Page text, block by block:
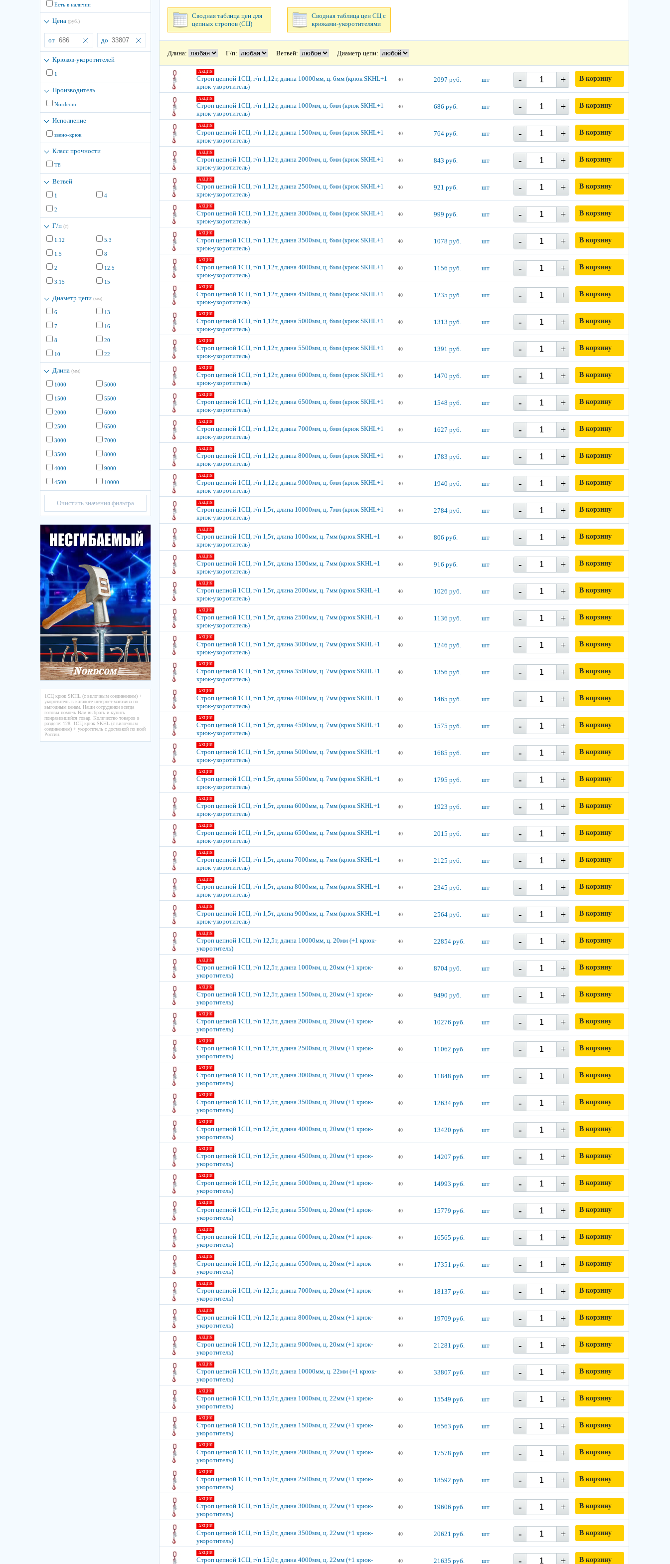
Есть в наличии
Цена (руб.)
от до
Крюков-укоротителей
1
Производитель
Nordcom
Исполнение
звено-крюк
Класс прочности
Т8
Ветвей
1
2
4
Г/п (т)
1.12
1.5
2
3.15
5.3
8
12.5
15
Диаметр цепи (мм)
6
7
8
10
13
16
20
22
Длина (мм)
1000
1500
2000
2500
3000
3500
4000
4500
5000
5500
6000
6500
7000
8000
9000
10000
Очистить значения фильтра
1СЦ крюк SKHL (с вилочным соединением) +
укоротитель в каталоге интернет-магазина по
выгодным ценам. Наши сотрудники всегда
готовы помочь Вам выбрать и купить
понравившийся товар. Количество товаров в
разделе: 128. 1СЦ крюк SKHL (с вилочным
соединением) + укоротитель с доставкой по всей
России.
Сводная таблица цен для
цепных стропов (СЦ)
Сводная таблица цен СЦ с
крюками-укоротителями
Длина: Г/п: Ветвей: Диаметр цепи:
АКЦИЯ
Строп цепной 1СЦ, г/п 1,12т, длина 10000мм, ц. 6мм (крюк SKHL+1
крюк-укоротитель)
40 2097 руб. шт - + В корзину
АКЦИЯ
Строп цепной 1СЦ, г/п 1,12т, длина 1000мм, ц. 6мм (крюк SKHL+1
крюк-укоротитель)
40 686 руб. шт - + В корзину
АКЦИЯ
Строп цепной 1СЦ, г/п 1,12т, длина 1500мм, ц. 6мм (крюк SKHL+1
крюк-укоротитель)
40 764 руб. шт - + В корзину
АКЦИЯ
Строп цепной 1СЦ, г/п 1,12т, длина 2000мм, ц. 6мм (крюк SKHL+1
крюк-укоротитель)
40 843 руб. шт - + В корзину
АКЦИЯ
Строп цепной 1СЦ, г/п 1,12т, длина 2500мм, ц. 6мм (крюк SKHL+1
крюк-укоротитель)
40 921 руб. шт - + В корзину
АКЦИЯ
Строп цепной 1СЦ, г/п 1,12т, длина 3000мм, ц. 6мм (крюк SKHL+1
крюк-укоротитель)
40 999 руб. шт - + В корзину
АКЦИЯ
Строп цепной 1СЦ, г/п 1,12т, длина 3500мм, ц. 6мм (крюк SKHL+1
крюк-укоротитель)
40 1078 руб. шт - + В корзину
АКЦИЯ
Строп цепной 1СЦ, г/п 1,12т, длина 4000мм, ц. 6мм (крюк SKHL+1
крюк-укоротитель)
40 1156 руб. шт - + В корзину
АКЦИЯ
Строп цепной 1СЦ, г/п 1,12т, длина 4500мм, ц. 6мм (крюк SKHL+1
крюк-укоротитель)
40 1235 руб. шт - + В корзину
АКЦИЯ
Строп цепной 1СЦ, г/п 1,12т, длина 5000мм, ц. 6мм (крюк SKHL+1
крюк-укоротитель)
40 1313 руб. шт - + В корзину
АКЦИЯ
Строп цепной 1СЦ, г/п 1,12т, длина 5500мм, ц. 6мм (крюк SKHL+1
крюк-укоротитель)
40 1391 руб. шт - + В корзину
АКЦИЯ
Строп цепной 1СЦ, г/п 1,12т, длина 6000мм, ц. 6мм (крюк SKHL+1
крюк-укоротитель)
40 1470 руб. шт - + В корзину
АКЦИЯ
Строп цепной 1СЦ, г/п 1,12т, длина 6500мм, ц. 6мм (крюк SKHL+1
крюк-укоротитель)
40 1548 руб. шт - + В корзину
АКЦИЯ
Строп цепной 1СЦ, г/п 1,12т, длина 7000мм, ц. 6мм (крюк SKHL+1
крюк-укоротитель)
40 1627 руб. шт - + В корзину
АКЦИЯ
Строп цепной 1СЦ, г/п 1,12т, длина 8000мм, ц. 6мм (крюк SKHL+1
крюк-укоротитель)
40 1783 руб. шт - + В корзину
АКЦИЯ
Строп цепной 1СЦ, г/п 1,12т, длина 9000мм, ц. 6мм (крюк SKHL+1
крюк-укоротитель)
40 1940 руб. шт - + В корзину
АКЦИЯ
Строп цепной 1СЦ, г/п 1,5т, длина 10000мм, ц. 7мм (крюк SKHL+1
крюк-укоротитель)
40 2784 руб. шт - + В корзину
АКЦИЯ
Строп цепной 1СЦ, г/п 1,5т, длина 1000мм, ц. 7мм (крюк SKHL+1
крюк-укоротитель)
40 806 руб. шт - + В корзину
АКЦИЯ
Строп цепной 1СЦ, г/п 1,5т, длина 1500мм, ц. 7мм (крюк SKHL+1
крюк-укоротитель)
40 916 руб. шт - + В корзину
АКЦИЯ
Строп цепной 1СЦ, г/п 1,5т, длина 2000мм, ц. 7мм (крюк SKHL+1
крюк-укоротитель)
40 1026 руб. шт - + В корзину
АКЦИЯ
Строп цепной 1СЦ, г/п 1,5т, длина 2500мм, ц. 7мм (крюк SKHL+1
крюк-укоротитель)
40 1136 руб. шт - + В корзину
АКЦИЯ
Строп цепной 1СЦ, г/п 1,5т, длина 3000мм, ц. 7мм (крюк SKHL+1
крюк-укоротитель)
40 1246 руб. шт - + В корзину
АКЦИЯ
Строп цепной 1СЦ, г/п 1,5т, длина 3500мм, ц. 7мм (крюк SKHL+1
крюк-укоротитель)
40 1356 руб. шт - + В корзину
АКЦИЯ
Строп цепной 1СЦ, г/п 1,5т, длина 4000мм, ц. 7мм (крюк SKHL+1
крюк-укоротитель)
40 1465 руб. шт - + В корзину
АКЦИЯ
Строп цепной 1СЦ, г/п 1,5т, длина 4500мм, ц. 7мм (крюк SKHL+1
крюк-укоротитель)
40 1575 руб. шт - + В корзину
АКЦИЯ
Строп цепной 1СЦ, г/п 1,5т, длина 5000мм, ц. 7мм (крюк SKHL+1
крюк-укоротитель)
40 1685 руб. шт - + В корзину
АКЦИЯ
Строп цепной 1СЦ, г/п 1,5т, длина 5500мм, ц. 7мм (крюк SKHL+1
крюк-укоротитель)
40 1795 руб. шт - + В корзину
АКЦИЯ
Строп цепной 1СЦ, г/п 1,5т, длина 6000мм, ц. 7мм (крюк SKHL+1
крюк-укоротитель)
40 1923 руб. шт - + В корзину
АКЦИЯ
Строп цепной 1СЦ, г/п 1,5т, длина 6500мм, ц. 7мм (крюк SKHL+1
крюк-укоротитель)
40 2015 руб. шт - + В корзину
АКЦИЯ
Строп цепной 1СЦ, г/п 1,5т, длина 7000мм, ц. 7мм (крюк SKHL+1
крюк-укоротитель)
40 2125 руб. шт - + В корзину
АКЦИЯ
Строп цепной 1СЦ, г/п 1,5т, длина 8000мм, ц. 7мм (крюк SKHL+1
крюк-укоротитель)
40 2345 руб. шт - + В корзину
АКЦИЯ
Строп цепной 1СЦ, г/п 1,5т, длина 9000мм, ц. 7мм (крюк SKHL+1
крюк-укоротитель)
40 2564 руб. шт - + В корзину
АКЦИЯ
Строп цепной 1СЦ, г/п 12,5т, длина 10000мм, ц. 20мм (+1 крюк-
укоротитель)
40 22854 руб. шт - + В корзину
АКЦИЯ
Строп цепной 1СЦ, г/п 12,5т, длина 1000мм, ц. 20мм (+1 крюк-
укоротитель)
40 8704 руб. шт - + В корзину
АКЦИЯ
Строп цепной 1СЦ, г/п 12,5т, длина 1500мм, ц. 20мм (+1 крюк-
укоротитель)
40 9490 руб. шт - + В корзину
АКЦИЯ
Строп цепной 1СЦ, г/п 12,5т, длина 2000мм, ц. 20мм (+1 крюк-
укоротитель)
40 10276 руб. шт - + В корзину
АКЦИЯ
Строп цепной 1СЦ, г/п 12,5т, длина 2500мм, ц. 20мм (+1 крюк-
укоротитель)
40 11062 руб. шт - + В корзину
АКЦИЯ
Строп цепной 1СЦ, г/п 12,5т, длина 3000мм, ц. 20мм (+1 крюк-
укоротитель)
40 11848 руб. шт - + В корзину
АКЦИЯ
Строп цепной 1СЦ, г/п 12,5т, длина 3500мм, ц. 20мм (+1 крюк-
укоротитель)
40 12634 руб. шт - + В корзину
АКЦИЯ
Строп цепной 1СЦ, г/п 12,5т, длина 4000мм, ц. 20мм (+1 крюк-
укоротитель)
40 13420 руб. шт - + В корзину
АКЦИЯ
Строп цепной 1СЦ, г/п 12,5т, длина 4500мм, ц. 20мм (+1 крюк-
укоротитель)
40 14207 руб. шт - + В корзину
АКЦИЯ
Строп цепной 1СЦ, г/п 12,5т, длина 5000мм, ц. 20мм (+1 крюк-
укоротитель)
40 14993 руб. шт - + В корзину
АКЦИЯ
Строп цепной 1СЦ, г/п 12,5т, длина 5500мм, ц. 20мм (+1 крюк-
укоротитель)
40 15779 руб. шт - + В корзину
АКЦИЯ
Строп цепной 1СЦ, г/п 12,5т, длина 6000мм, ц. 20мм (+1 крюк-
укоротитель)
40 16565 руб. шт - + В корзину
АКЦИЯ
Строп цепной 1СЦ, г/п 12,5т, длина 6500мм, ц. 20мм (+1 крюк-
укоротитель)
40 17351 руб. шт - + В корзину
АКЦИЯ
Строп цепной 1СЦ, г/п 12,5т, длина 7000мм, ц. 20мм (+1 крюк-
укоротитель)
40 18137 руб. шт - + В корзину
АКЦИЯ
Строп цепной 1СЦ, г/п 12,5т, длина 8000мм, ц. 20мм (+1 крюк-
укоротитель)
40 19709 руб. шт - + В корзину
АКЦИЯ
Строп цепной 1СЦ, г/п 12,5т, длина 9000мм, ц. 20мм (+1 крюк-
укоротитель)
40 21281 руб. шт - + В корзину
АКЦИЯ
Строп цепной 1СЦ, г/п 15,0т, длина 10000мм, ц. 22мм (+1 крюк-
укоротитель)
40 33807 руб. шт - + В корзину
АКЦИЯ
Строп цепной 1СЦ, г/п 15,0т, длина 1000мм, ц. 22мм (+1 крюк-
укоротитель)
40 15549 руб. шт - + В корзину
АКЦИЯ
Строп цепной 1СЦ, г/п 15,0т, длина 1500мм, ц. 22мм (+1 крюк-
укоротитель)
40 16563 руб. шт - + В корзину
АКЦИЯ
Строп цепной 1СЦ, г/п 15,0т, длина 2000мм, ц. 22мм (+1 крюк-
укоротитель)
40 17578 руб. шт - + В корзину
АКЦИЯ
Строп цепной 1СЦ, г/п 15,0т, длина 2500мм, ц. 22мм (+1 крюк-
укоротитель)
40 18592 руб. шт - + В корзину
АКЦИЯ
Строп цепной 1СЦ, г/п 15,0т, длина 3000мм, ц. 22мм (+1 крюк-
укоротитель)
40 19606 руб. шт - + В корзину
АКЦИЯ
Строп цепной 1СЦ, г/п 15,0т, длина 3500мм, ц. 22мм (+1 крюк-
укоротитель)
40 20621 руб. шт - + В корзину
АКЦИЯ
Строп цепной 1СЦ, г/п 15,0т, длина 4000мм, ц. 22мм (+1 крюк- 40 21635 руб. шт - + В корзину